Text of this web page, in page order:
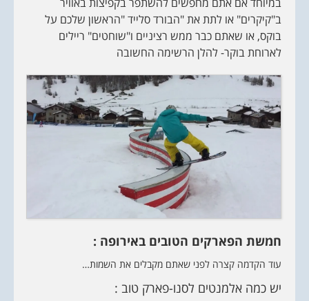
במיוחד אם אתם מחפשים להשתפר בקפיצות באוויר
ב"קיקרים" או לתת את "הבורד סלייד "הראשון שלכם על
בוקס, או שאתם כבר ממש רציניים ו"שוחטים" ריילים
לארוחת בוקר- להלן הרשימה החשובה
חמשת הפארקים הטובים באירופה :
עוד הקדמה קצרה לפני שאתם מקבלים את השמות…
יש כמה אלמנטים לסנו-פארק טוב :